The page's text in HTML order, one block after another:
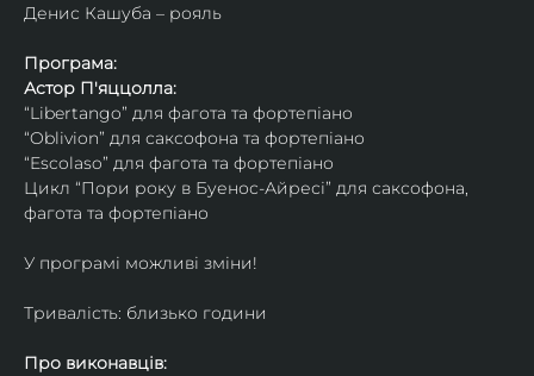
Денис Кашуба – рояль
Програма:
Астор П'яццолла:
“Libertango” для фагота та фортепіано
“Oblivion” для саксофона та фортепіано
“Escolaso” для фагота та фортепіано
Цикл “Пори року в Буенос-Айресі” для саксофона,
фагота та фортепіано
У програмі можливі зміни!
Тривалість: близько години
Про виконавців: